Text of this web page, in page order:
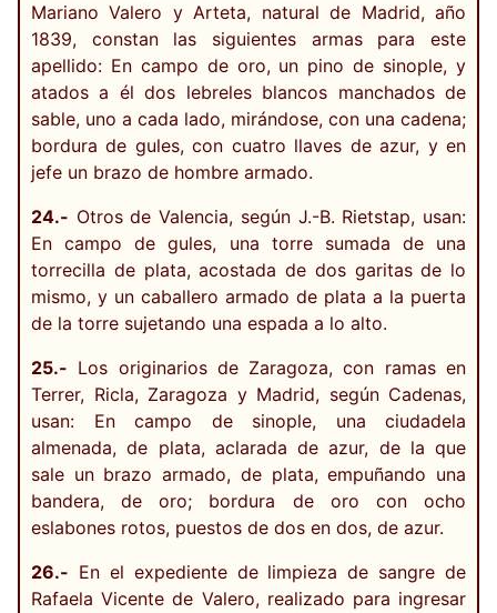
Mariano Valero y Arteta, natural de Madrid, año
1839, constan las siguientes armas para este
apellido: En campo de oro, un pino de sinople, y
atados a él dos lebreles blancos manchados de
sable, uno a cada lado, mirándose, con una cadena;
bordura de gules, con cuatro llaves de azur, y en
jefe un brazo de hombre armado.
24.- Otros de Valencia, según J.-B. Rietstap, usan:
En campo de gules, una torre sumada de una
torrecilla de plata, acostada de dos garitas de lo
mismo, y un caballero armado de plata a la puerta
de la torre sujetando una espada a lo alto.
25.- Los originarios de Zaragoza, con ramas en
Terrer, Ricla, Zaragoza y Madrid, según Cadenas,
usan: En campo de sinople, una ciudadela
almenada, de plata, aclarada de azur, de la que
sale un brazo armado, de plata, empuñando una
bandera, de oro; bordura de oro con ocho
eslabones rotos, puestos de dos en dos, de azur.
26.- En el expediente de limpieza de sangre de
Rafaela Vicente de Valero, realizado para ingresar